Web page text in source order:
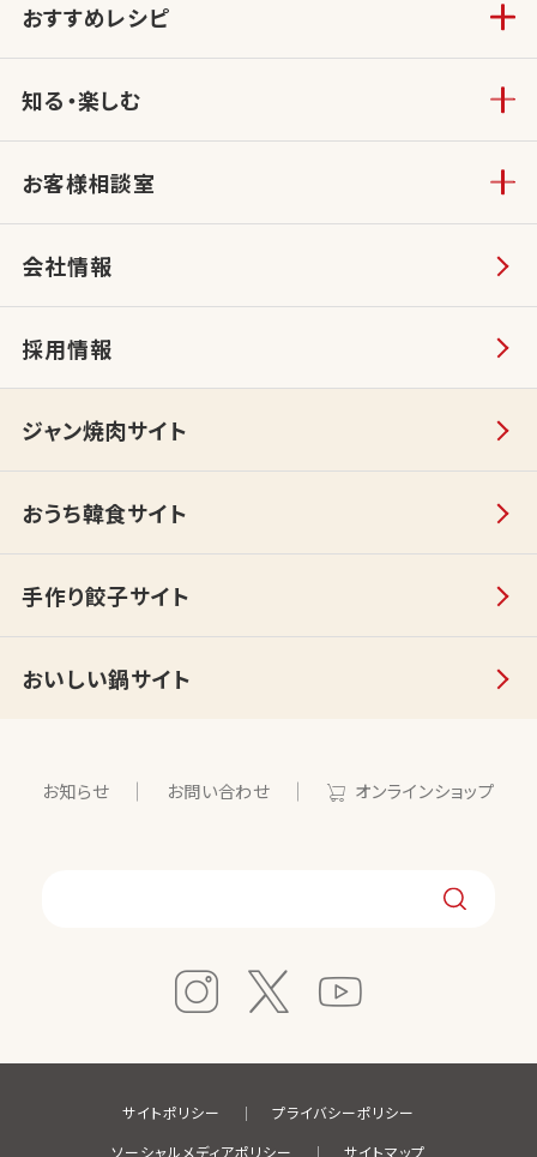
おすすめレシピ
知る・楽しむ
お客様相談室
会社情報
採用情報
ジャン焼肉サイト
おうち韓食サイト
手作り餃子サイト
おいしい鍋サイト
お知らせ お問い合わせ オンラインショップ
サイトポリシー
プライバシーポリシー
ソーシャルメディアポリシー
サイトマップ